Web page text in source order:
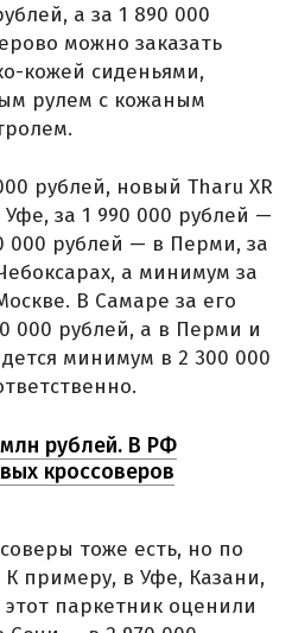
а за 1 890 000
можно заказать
кожей сиденьями,
рулем с кожаным
рублей, новый Tharu XR
Уфе, за 1 990 000 рублей —
000 рублей — в Перми, за
а минимум за
В Самаре за его
000 рублей, а в Перми и
минимум в 2 300 000
рублей. В РФ
кроссоверов
тоже есть, но по
примеру, в Уфе, Казани,
паркетник оценили